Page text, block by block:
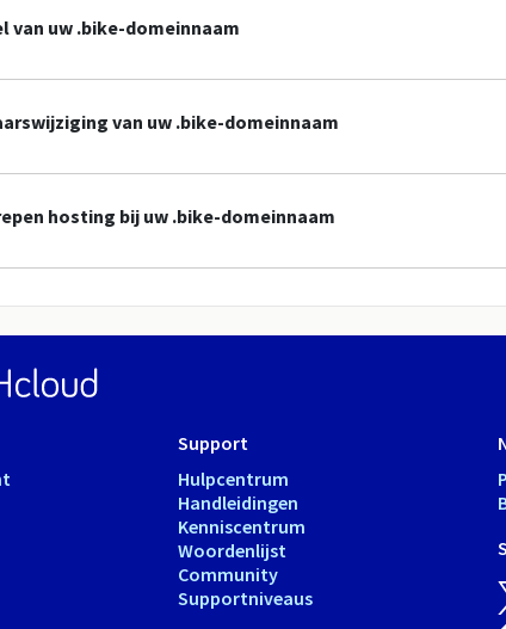
van uw .bike-domeinnaam
van uw .bike-domeinnaam
hosting bij uw .bike-domeinnaam
Support
Hulpcentrum
Handleidingen
Kenniscentrum
Woordenlijst
Community
Supportniveaus